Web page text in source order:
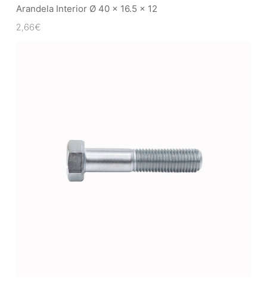
Arandela Interior Ø 40 x 16.5 x 12
2,66€